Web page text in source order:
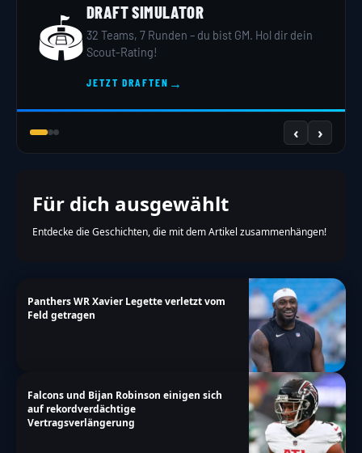
🏈
FINDE DEINE POSITION!
7 Fragen zu Größe & Stärke – wir sagen dir,
welche Position zu dir passt.
TEST STARTEN→
‹ ›
Für dich ausgewählt
Entdecke die Geschichten, die mit dem Artikel zusammenhängen!
Panthers WR Xavier Legette verletzt vom
Feld getragen
Falcons und Bijan Robinson einigen sich
auf rekordverdächtige
Vertragsverlängerung